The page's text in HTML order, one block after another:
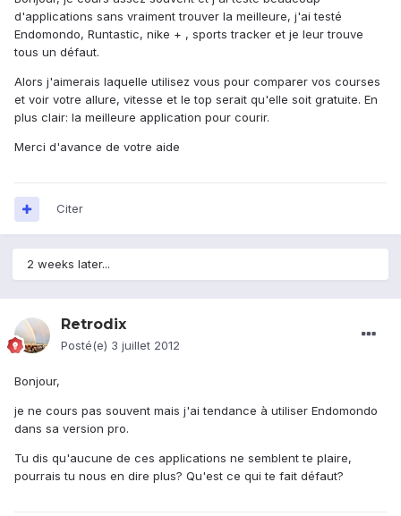
d'applications sans vraiment trouver la meilleure, j'ai testé
Endomondo, Runtastic, nike + , sports tracker et je leur trouve
tous un défaut.
Alors j'aimerais laquelle utilisez vous pour comparer vos courses
et voir votre allure, vitesse et le top serait qu'elle soit gratuite. En
plus clair: la meilleure application pour courir.
Merci d'avance de votre aide
Citer
2 weeks later...
Retrodix
Posté(e) 3 juillet 2012
Bonjour,
je ne cours pas souvent mais j'ai tendance à utiliser Endomondo
dans sa version pro.
Tu dis qu'aucune de ces applications ne semblent te plaire,
pourrais tu nous en dire plus? Qu'est ce qui te fait défaut?